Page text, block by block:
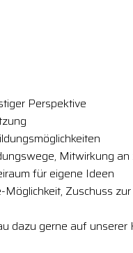
Perspektive
Mitwirkung
für eigene Ideen
Zuschuss
dazu gerne auf